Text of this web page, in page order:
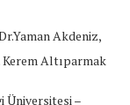
Akdeniz,
Kerem Altıparmak
Üniversitesi –